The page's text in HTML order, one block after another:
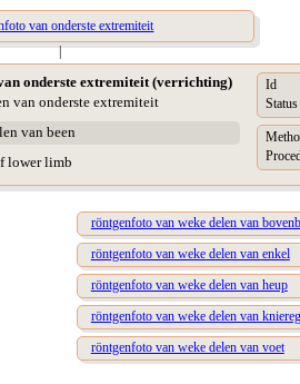
van onderste extremiteit
|
onderste extremiteit (verrichting)
van onderste extremiteit
van been
lower limb
Id
Status
röntgenfoto van weke delen van
röntgenfoto van weke delen van enkel
röntgenfoto van weke delen van heup
röntgenfoto van weke delen van
röntgenfoto van weke delen van voet